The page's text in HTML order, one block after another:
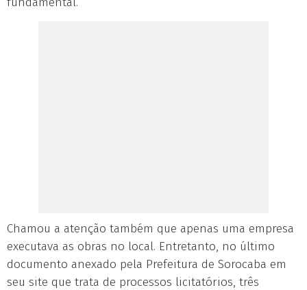
Chamou a atenção também que apenas uma empresa
executava as obras no local. Entretanto, no último
documento anexado pela Prefeitura de Sorocaba em
seu site que trata de processos licitatórios, três